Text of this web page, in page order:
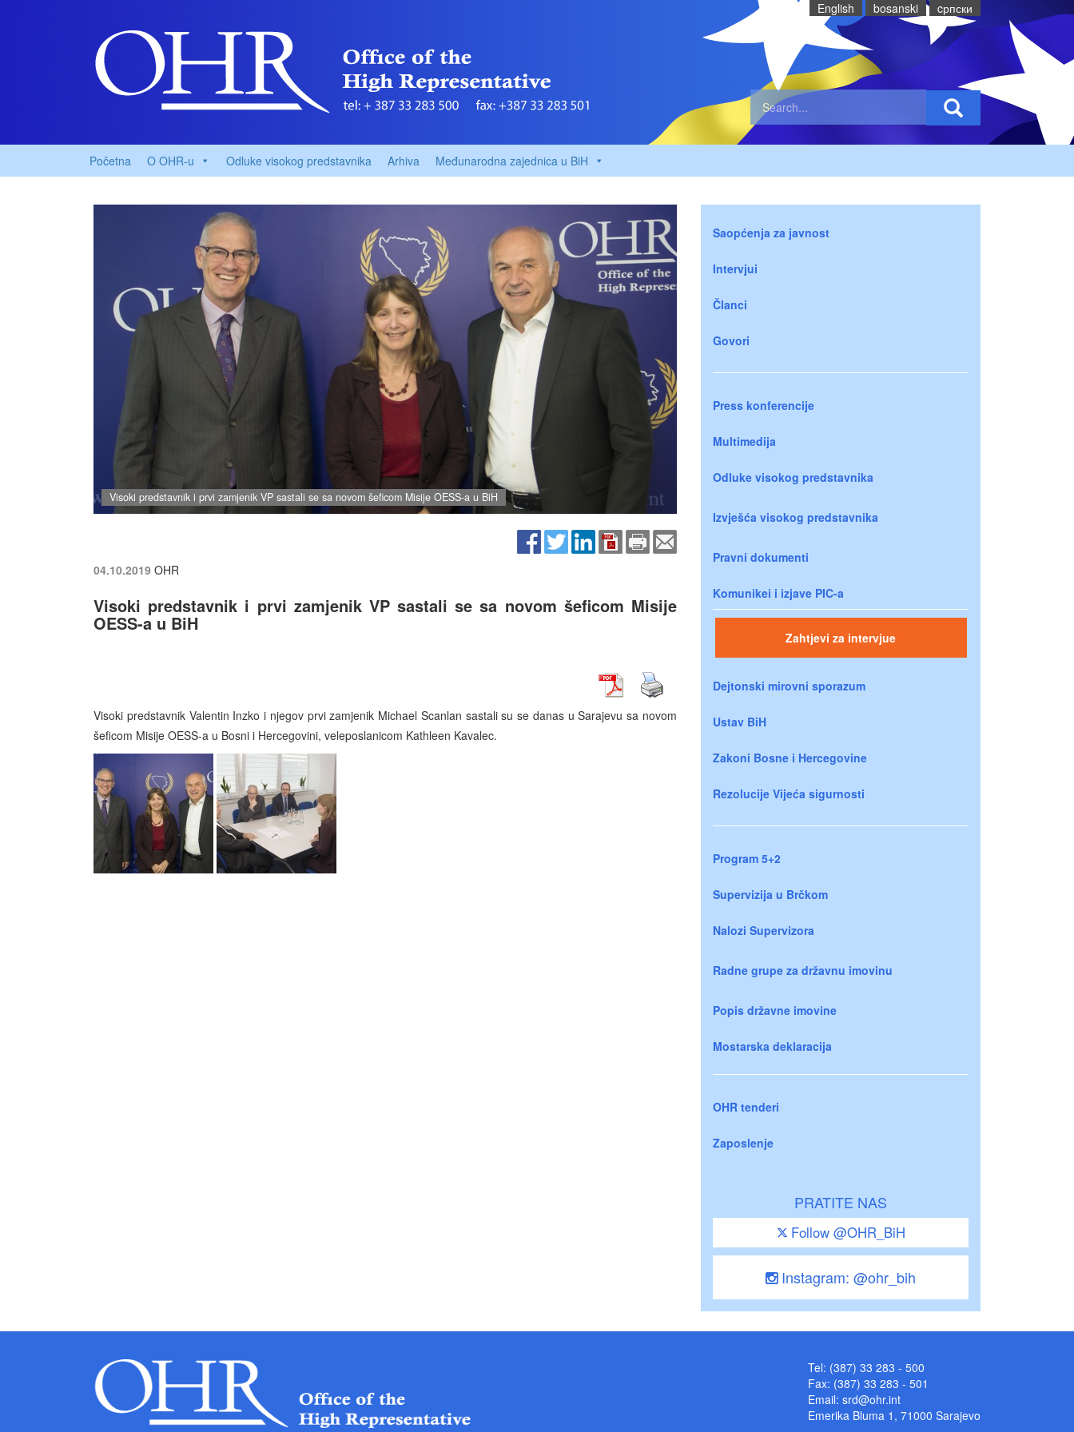
English bosanski cрпски
Početna O OHR-u Odluke visokog predstavnika Arhiva Međunarodna zajednica u BiH
Visoki predstavnik i prvi zamjenik VP sastali se sa novom šeficom Misije OESS-a u BiH
04.10.2019 OHR
Visoki predstavnik i prvi zamjenik VP sastali se sa novom šeficom Misije
OESS-a u BiH
Visoki predstavnik Valentin Inzko i njegov prvi zamjenik Michael Scanlan sastali su se danas u Sarajevu sa novom
šeficom Misije OESS-a u Bosni i Hercegovini, veleposlanicom Kathleen Kavalec.
Saopćenja za javnost
Intervjui
Članci
Govori
Press konferencije
Multimedija
Odluke visokog predstavnika
Izvješća visokog predstavnika
Pravni dokumenti
Komunikei i izjave PIC-a
Zahtjevi za intervjue
Dejtonski mirovni sporazum
Ustav BiH
Zakoni Bosne i Hercegovine
Rezolucije Vijeća sigurnosti
Program 5+2
Supervizija u Brčkom
Nalozi Supervizora
Radne grupe za državnu imovinu
Popis državne imovine
Mostarska deklaracija
OHR tenderi
Zaposlenje
PRATITE NAS
Follow @OHR_BiH
Instagram: @ohr_bih
Tel: (387) 33 283 - 500
Fax: (387) 33 283 - 501
Email: srd@ohr.int
Emerika Bluma 1, 71000 Sarajevo